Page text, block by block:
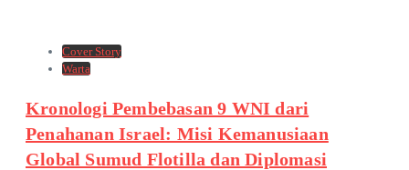
Cover Story
Warta
Kronologi Pembebasan 9 WNI dari
Penahanan Israel: Misi Kemanusiaan
Global Sumud Flotilla dan Diplomasi